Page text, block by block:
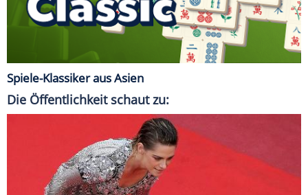
Spiele-Klassiker aus Asien
Die Öffentlichkeit schaut zu: